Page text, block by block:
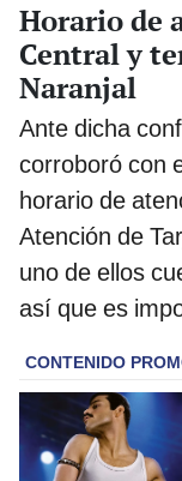
Horario de
Central y
Naranjal
Ante dicha
corroboró con
horario de
Atención de
uno de ellos
así que es